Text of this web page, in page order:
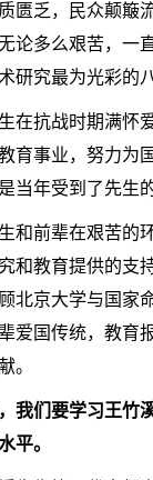
匮乏，民众颠簸
论多么艰苦，一
研究最为光彩的
在抗战时期满怀
育事业，努力为
当年受到了先生
和前辈在艰苦的
和教育提供的支
北京大学与国家
爱国传统，教育
。
我们要学习王竹
平。